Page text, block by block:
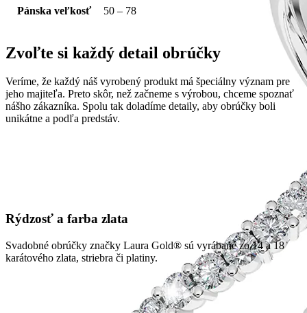
Pánska veľkosť 50 – 78
Zvoľte si každý detail obrúčky
Veríme, že každý náš vyrobený produkt má špeciálny význam pre
jeho majiteľa. Preto skôr, než začneme s výrobou, chceme spoznať
nášho zákazníka. Spolu tak doladíme detaily, aby obrúčky boli
unikátne a podľa predstáv.
Rýdzosť a farba zlata
Svadobné obrúčky značky Laura Gold® sú vyrábané zo 14 a 18
karátového zlata, striebra či platiny.